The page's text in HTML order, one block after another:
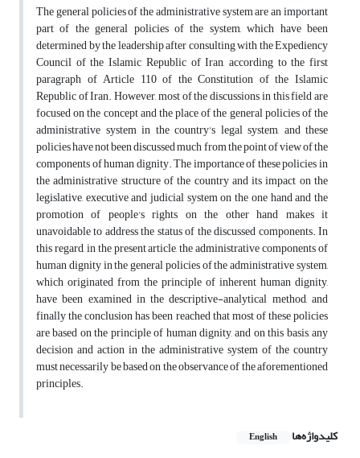
The general policies of the administrative system are an important
part of the general policies of the system, which have been
determined by the leadership after consulting with the Expediency
Council of the Islamic Republic of Iran, according to the first
paragraph of Article 110 of the Constitution of the Islamic
Republic of Iran. However, most of the discussions in this field are
focused on the concept and the place of the general policies of the
administrative system in the country's legal system, and these
policies have not been discussed much from the point of view of the
components of human dignity. The importance of these policies in
the administrative structure of the country and its impact on the
legislative, executive and judicial system on the one hand and the
promotion of people's rights on the other hand makes it
unavoidable to address the status of the discussed components. In
this regard, in the present article, the administrative components of
human dignity in the general policies of the administrative system,
which originated from the principle of inherent human dignity,
have been examined in the descriptive-analytical method, and
finally the conclusion has been reached that most of these policies
are based on the principle of human dignity, and on this basis, any
decision and action in the administrative system of the country
must necessarily be based on the observance of the aforementioned
principles.
کلیدواژه‌ها English